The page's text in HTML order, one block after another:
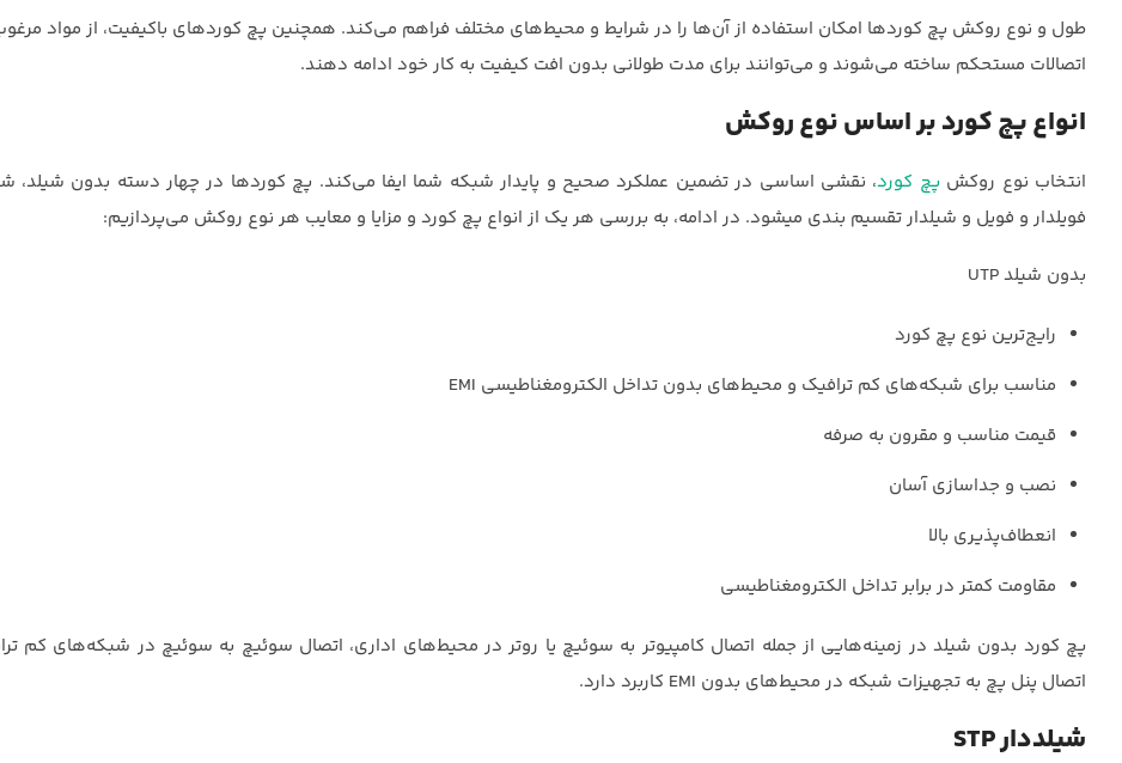
طول و نوع روکش پچ کوردها امکان استفاده از آن‌ها را در شرایط و محیط‌های مختلف فراهم می‌کند. همچنین پچ کوردهای باکیفیت، از مواد
اتصالات مستحکم ساخته می‌شوند و می‌توانند برای مدت طولانی بدون افت کیفیت به کار خود ادامه دهند.
انواع پچ کورد بر اساس نوع روکش
انتخاب نوع روکش پچ کورد، نقشی اساسی در تضمین عملکرد صحیح و پایدار شبکه شما ایفا می‌کند. پچ کوردها در چهار دسته بدون شیلد،
فویلدار و فویل و شیلدار تقسیم بندی می‎شود. در ادامه، به بررسی هر یک از انواع پچ کورد و مزایا و معایب هر نوع روکش می‌پردازیم:
بدون شیلد UTP
رایج‌ترین نوع پچ کورد
مناسب برای شبکه‌های کم ترافیک و محیط‌های بدون تداخل الکترومغناطیسی EMI
قیمت مناسب و مقرون به صرفه
نصب و جداسازی آسان
انعطاف‌پذیری بالا
مقاومت کمتر در برابر تداخل الکترومغناطیسی
پچ کورد بدون شیلد در زمینه‌هایی از جمله اتصال کامپیوتر به سوئیچ یا روتر در محیط‌های اداری، اتصال سوئیچ به سوئیچ در شبکه‌های کم
اتصال پنل پچ به تجهیزات شبکه در محیط‌های بدون EMI کاربرد دارد.
شیلددار STP